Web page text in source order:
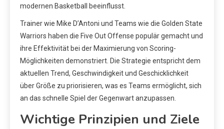
modernen Basketball beeinflusst.
Trainer wie Mike D’Antoni und Teams wie die Golden State
Warriors haben die Five Out Offense populär gemacht und
ihre Effektivität bei der Maximierung von Scoring-
Möglichkeiten demonstriert. Die Strategie entspricht dem
aktuellen Trend, Geschwindigkeit und Geschicklichkeit
über Größe zu priorisieren, was es Teams ermöglicht, sich
an das schnelle Spiel der Gegenwart anzupassen.
Wichtige Prinzipien und Ziele